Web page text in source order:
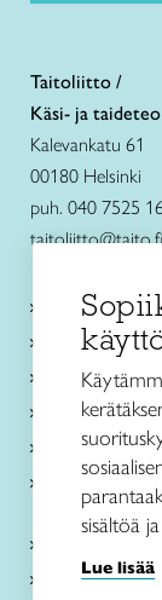
Taitoliitto /
Käsi- ja
Kalevankatu 61
00180 Helsinki
puh. 040 7525
taitoliitto@taito.fi
Ajankohtaista
Käsityöohjeet
Me olemme
Paikallinen
Verkkokaupat
Kirjaudu Arviin
Kirjaudu
sisältöä
Lue lisää